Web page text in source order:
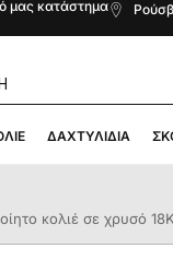
μας κατάστημα
ΔΑΧΤΥΛΊΔΙΑ
κολιέ σε χρυσό